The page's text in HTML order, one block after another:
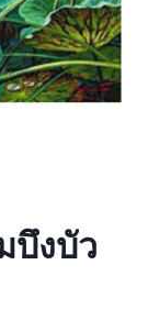
บึงบัว